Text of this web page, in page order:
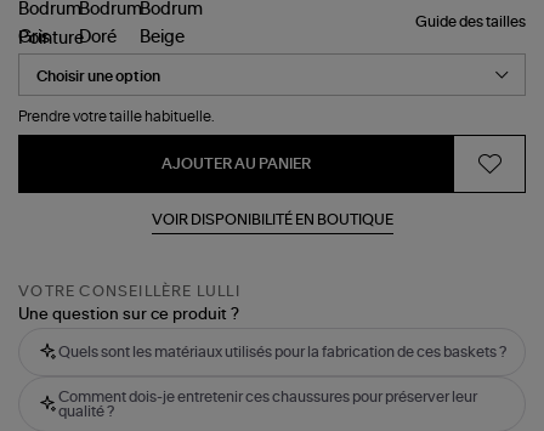
Guide des tailles
Pointure
Prendre votre taille habituelle.
AJOUTER AU PANIER
VOIR DISPONIBILITÉ EN BOUTIQUE
VOTRE CONSEILLÈRE LULLI
Une question sur ce produit ?
Quels sont les matériaux utilisés pour la fabrication de ces baskets ?
Comment dois-je entretenir ces chaussures pour préserver leur
qualité ?